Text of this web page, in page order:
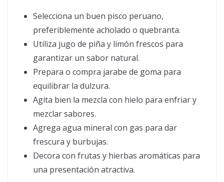
Selecciona un buen pisco peruano,
preferiblemente acholado o quebranta.
Utiliza jugo de piña y limón frescos para
garantizar un sabor natural.
Prepara o compra jarabe de goma para
equilibrar la dulzura.
Agita bien la mezcla con hielo para enfriar y
mezclar sabores.
Agrega agua mineral con gas para dar
frescura y burbujas.
Decora con frutas y hierbas aromáticas para
una presentación atractiva.